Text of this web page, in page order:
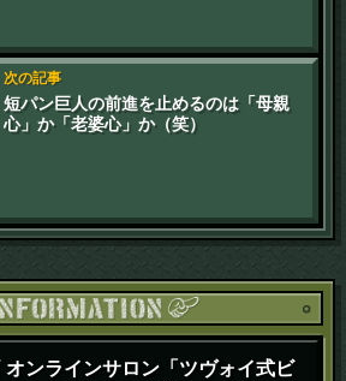
次の記事
短パン巨人の前進を止めるのは「母親
心」か「老婆心」か（笑）
オンラインサロン「ツヴォイ式ビ